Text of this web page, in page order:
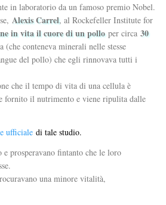
in laboratorio da un famoso premio Nobel.
Alexis Carrel, al Rockefeller Institute for
in vita il cuore di un pollo per circa 30
(che conteneva minerali nelle stesse
del pollo) che egli rinnovava tutti i
che il tempo di vita di una cellula è
fornito il nutrimento e viene ripulita dalle
ufficiale di tale studio.
prosperavano fintanto che le loro
una minore vitalità,